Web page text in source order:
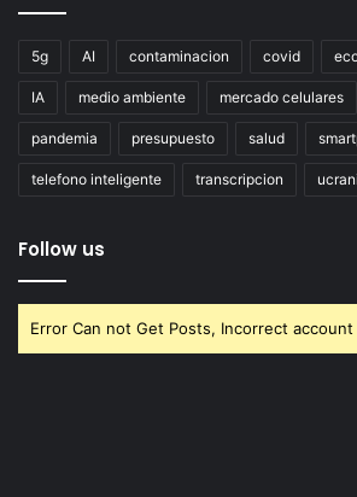
5g AI contaminacion covid
IA medio ambiente mercado celulares
pandemia presupuesto salud
telefono inteligente transcripcion
Follow us
Error Can not Get Posts, Incorrect